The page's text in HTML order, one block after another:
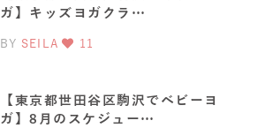
ガ】キッズヨガクラ…
BY SEILA 11
【東京都世田谷区駒沢でベビーヨ
ガ】8月のスケジュー…